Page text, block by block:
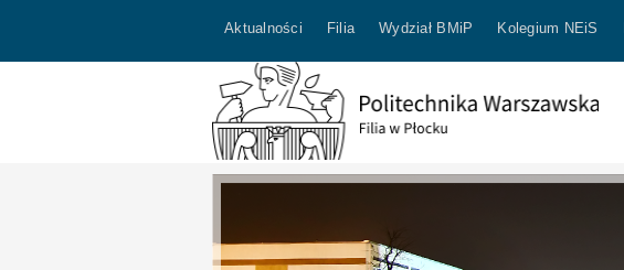
Aktualności Filia Wydział BMiP Kolegium NEiS